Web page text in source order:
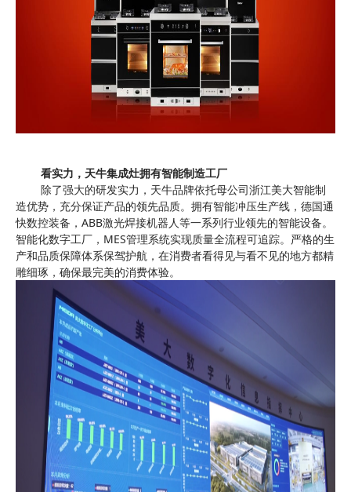
看实力，天牛集成灶拥有智能制造工厂
除了强大的研发实力，天牛品牌依托母公司浙江美大智能制
造优势，充分保证产品的领先品质。拥有智能冲压生产线，德国通
快数控装备， ABB激光焊接机器人等一系列行业领先的智能设备。
智能化数字工厂， MES管理系统实现质量全流程可追踪。严格的生
产和品质保障体系保驾护航，在消费者看得见与看不见的地方都精
雕细琢，确保最完美的消费体验。